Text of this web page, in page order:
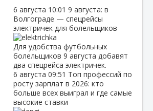
6 августа 10:01 9 августа: в
Волгограде — спецрейсы
электричек для болельщиков
Для удобства футбольных
болельщиков 9 августа добавят
два спецрейса электричек.
6 августа 09:51 Топ профессий по
росту зарплат в 2026: кто
больше всех выиграл и где самые
высокие ставки